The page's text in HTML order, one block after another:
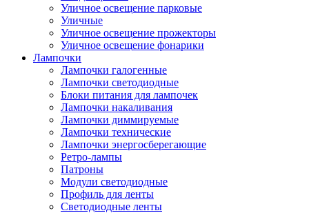
Уличное освещение парковые
Уличные
Уличное освещение прожекторы
Уличное освещение фонарики
Лампочки
Лампочки галогенные
Лампочки светодиодные
Блоки питания для лампочек
Лампочки накаливания
Лампочки диммируемые
Лампочки технические
Лампочки энергосберегающие
Ретро-лампы
Патроны
Модули светодиодные
Профиль для ленты
Светодиодные ленты